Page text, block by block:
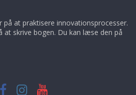
på at praktisere innovationsprocesser.
at skrive bogen. Du kan læse den på